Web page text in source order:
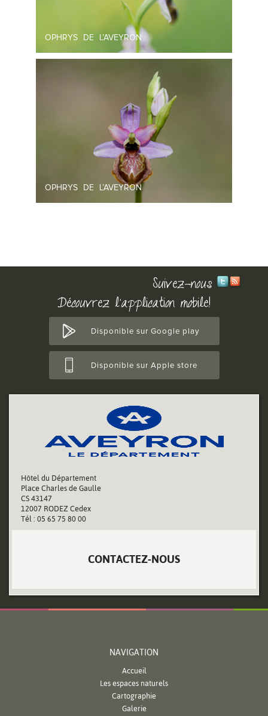
OPHRYS DE L’AVEYRON
OPHRYS DE L’AVEYRON
Suivez-nous
Découvrez l'application mobile!
Disponible sur Google play
Disponible sur Apple store
Hôtel du Département
Place Charles de Gaulle
CS 43147
12007 RODEZ Cedex
Tél : 05 65 75 80 00
CONTACTEZ-NOUS
NAVIGATION
Accueil
Les espaces naturels
Cartographie
Galerie